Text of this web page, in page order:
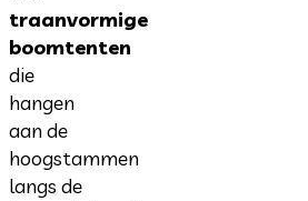
traanvormige
boomtenten
die
hangen
aan de
hoogstammen
langs de